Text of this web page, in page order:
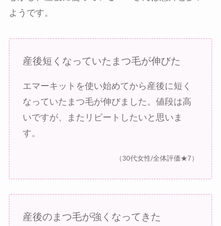
ようです。
産後短くなっていたまつ毛が伸びた
エマーキットを使い始めてから産後に短く
なっていたまつ毛が伸びました。値段は高
いですが、またリピートしたいと思いま
す。
（30代女性/全体評価★7）
産後のまつ毛が強くなってきた